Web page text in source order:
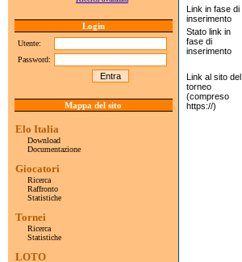
Login
Utente:
Password:
Mappa del sito
Elo Italia
Download
Documentazione
Giocatori
Ricerca
Raffronto
Statistiche
Tornei
Ricerca
Statistiche
LOTO
Link in fase di
inserimento
Stato link in
fase di
inserimento
Link al sito del
torneo
(compreso
https://)